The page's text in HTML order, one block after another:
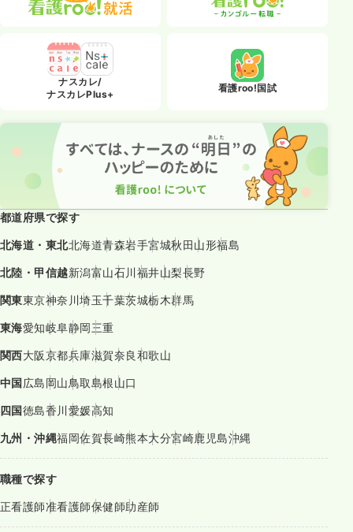
ナスカレ/
ナスカレPlus+
看護roo!国試
都道府県で探す
北海道・東北北海道青森岩手宮城秋田山形福島
北陸・甲信越新潟富山石川福井山梨長野
関東東京神奈川埼玉千葉茨城栃木群馬
東海愛知岐阜静岡三重
関西大阪京都兵庫滋賀奈良和歌山
中国広島岡山鳥取島根山口
四国徳島香川愛媛高知
九州・沖縄福岡佐賀長崎熊本大分宮崎鹿児島沖縄
職種で探す
正看護師准看護師保健師助産師